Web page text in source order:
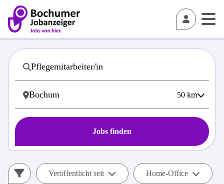
50 km
Jobs finden
Veröffentlicht seit Home-Office